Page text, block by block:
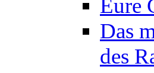
Eure
Das
des